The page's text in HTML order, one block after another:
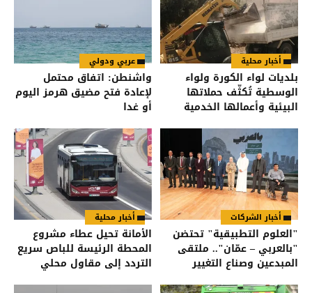
أخبار محلية
بلديات لواء الكورة ولواء
الوسطية تُكثّف حملاتها
البيئية وأعمالها الخدمية
عربي ودولي
واشنطن: اتفاق محتمل
لإعادة فتح مضيق هرمز اليوم
أو غدا
أخبار الشركات
"العلوم التطبيقية" تحتضن
"بالعربي – عمّان".. ملتقى
المبدعين وصناع التغيير
أخبار محلية
الأمانة تحيل عطاء مشروع
المحطة الرئيسة للباص سريع
التردد إلى مقاول محلي